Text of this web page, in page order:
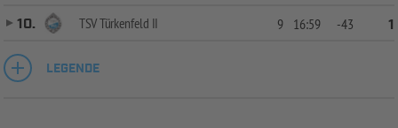
10.
TSV Türkenfeld II 9 16:59 -43 1
LEGENDE